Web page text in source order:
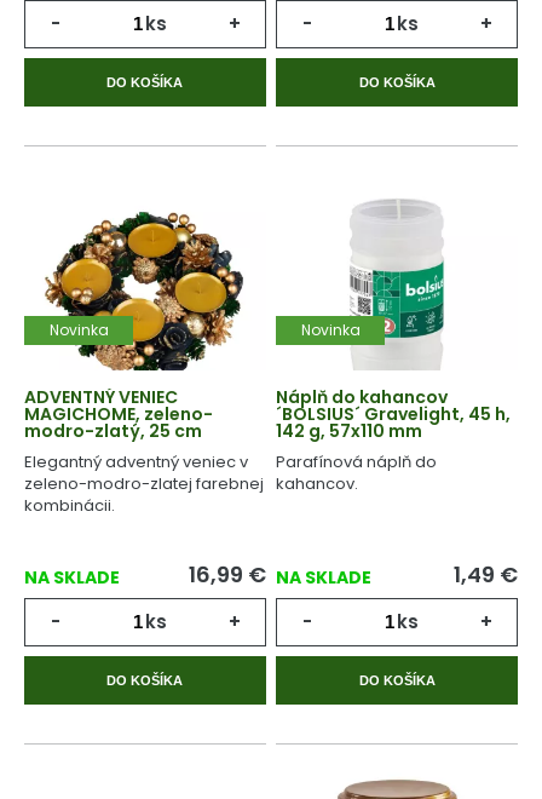
- ks +
DO KOŠÍKA
- ks +
DO KOŠÍKA
Novinka
ADVENTNÝ VENIEC
MAGICHOME, zeleno-
modro-zlatý, 25 cm
Elegantný adventný veniec v
zeleno-modro-zlatej farebnej
kombinácii.
NA SKLADE 16,99 €
- ks +
DO KOŠÍKA
Novinka
Náplň do kahancov
´BOLSIUS´ Gravelight, 45 h,
142 g, 57x110 mm
Parafínová náplň do
kahancov.
NA SKLADE 1,49 €
- ks +
DO KOŠÍKA